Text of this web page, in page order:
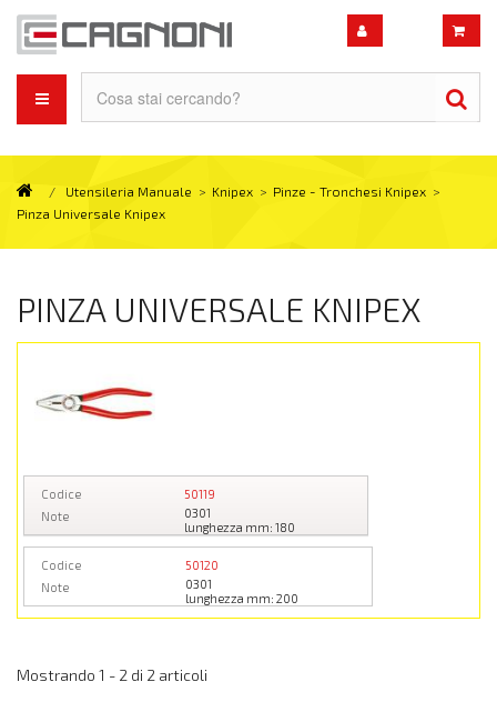
/ Utensileria Manuale > Knipex > Pinze - Tronchesi Knipex >
Pinza Universale Knipex
PINZA UNIVERSALE KNIPEX
Codice
50119
Note
0301
lunghezza mm: 180
Codice
50120
Note
0301
lunghezza mm: 200
Mostrando 1 - 2 di 2 articoli